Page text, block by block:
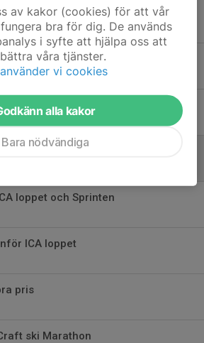
2024
viktigt möte, 29/8
loppet och Sprinten
ICA loppet
pris
ski Marathon
av kakor (cookies) för att vår
bra för dig. De används
i syfte att hjälpa oss att
våra tjänster.
vi cookies
alla kakor
Bara nödvändiga